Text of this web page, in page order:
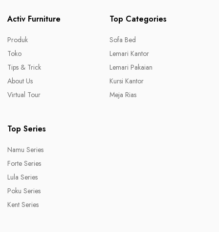
Activ Furniture
Produk
Toko
Tips & Trick
About Us
Virtual Tour
Top Categories
Sofa Bed
Lemari Kantor
Lemari Pakaian
Kursi Kantor
Meja Rias
Top Series
Namu Series
Forte Series
Lula Series
Poku Series
Kent Series